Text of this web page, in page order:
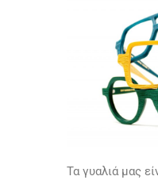
Τα γυαλιά μας